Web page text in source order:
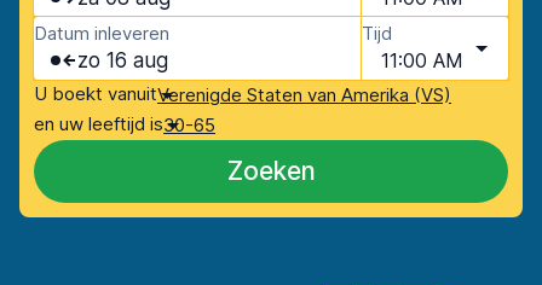
Datum inleveren
zo 16 aug
Tijd
11:00 AM
U boekt vanuitVerenigde Staten van Amerika (VS)
en uw leeftijd is30-65
Zoeken